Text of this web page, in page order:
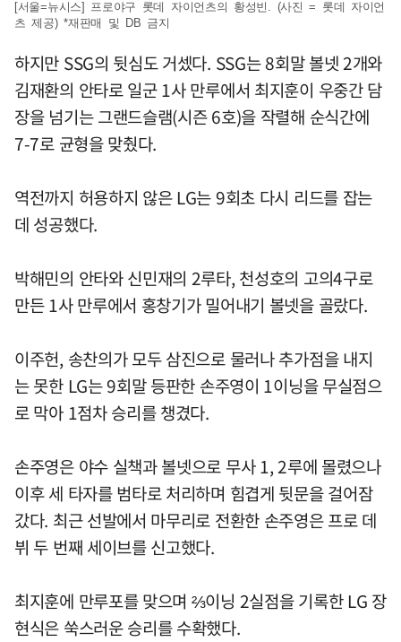
[서울=뉴시스] 프로야구 롯데 자이언츠의 황성빈. (사진 = 롯데 자이언
츠 제공) *재판매 및 DB 금지
하지만 SSG의 뒷심도 거셌다. SSG는 8회말 볼넷 2개와
김재환의 안타로 일군 1사 만루에서 최지훈이 우중간 담
장을 넘기는 그랜드슬램(시즌 6호)을 작렬해 순식간에
7-7로 균형을 맞췄다.
역전까지 허용하지 않은 LG는 9회초 다시 리드를 잡는
데 성공했다.
박해민의 안타와 신민재의 2루타, 천성호의 고의4구로
만든 1사 만루에서 홍창기가 밀어내기 볼넷을 골랐다.
이주헌, 송찬의가 모두 삼진으로 물러나 추가점을 내지
는 못한 LG는 9회말 등판한 손주영이 1이닝을 무실점으
로 막아 1점차 승리를 챙겼다.
손주영은 야수 실책과 볼넷으로 무사 1, 2루에 몰렸으나
이후 세 타자를 범타로 처리하며 힘겹게 뒷문을 걸어잠
갔다. 최근 선발에서 마무리로 전환한 손주영은 프로 데
뷔 두 번째 세이브를 신고했다.
최지훈에 만루포를 맞으며 ⅔이닝 2실점을 기록한 LG 장
현식은 쑥스러운 승리를 수확했다.